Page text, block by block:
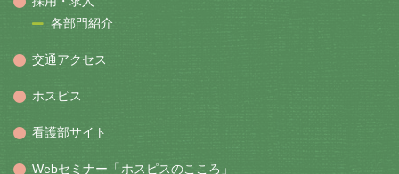
各部門紹介
交通アクセス
ホスピス
看護部サイト
Webセミナー「ホスピスのこころ」